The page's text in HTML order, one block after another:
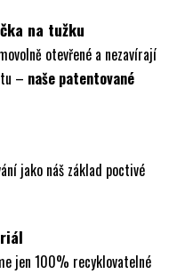
na tužku
otevřené a nezavírají
– naše patentované
jako náš základ poctivé
jen 100% recyklovatelné